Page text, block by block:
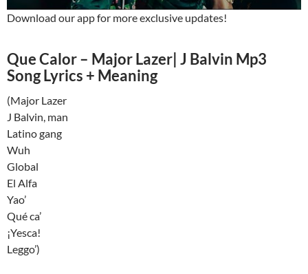
Download our app for more exclusive updates!
Que Calor – Major Lazer| J Balvin Mp3
Song Lyrics + Meaning
(Major Lazer
J Balvin, man
Latino gang
Wuh
Global
El Alfa
Yao’
Qué ca’
¡Yesca!
Leggo’)